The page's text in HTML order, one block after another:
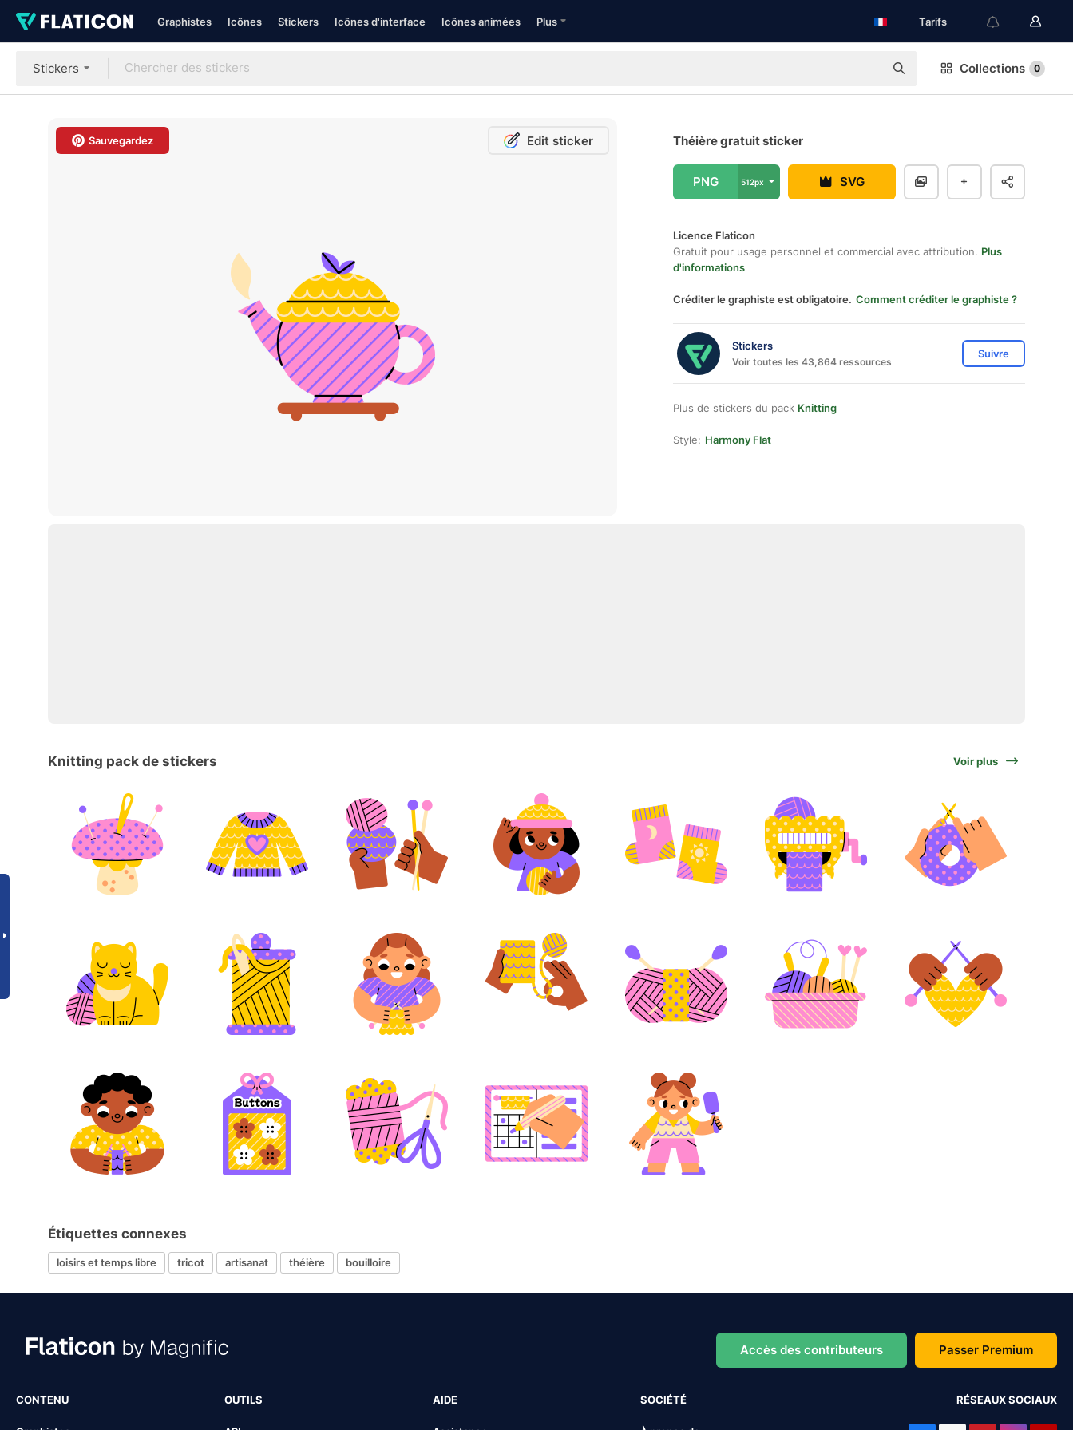
Graphistes Icônes Stickers Icônes d'interface Icônes animées Plus Tarifs
Stickers Collections 0
Sauvegardez Edit sticker Théière gratuit sticker
PNG 512px SVG
Licence Flaticon
Gratuit pour usage personnel et commercial avec attribution. Plus
d'informations
Créditer le graphiste est obligatoire. Comment créditer le graphiste ?
Stickers
Voir toutes les 43,864 ressources
Suivre
Plus de stickers du pack Knitting
Style: Harmony Flat
Knitting pack de stickers Voir plus
Étiquettes connexes
loisirs et temps libre tricot artisanat théière bouilloire
Accès des contributeurs Passer Premium
CONTENU OUTILS AIDE SOCIÉTÉ RÉSEAUX SOCIAUX